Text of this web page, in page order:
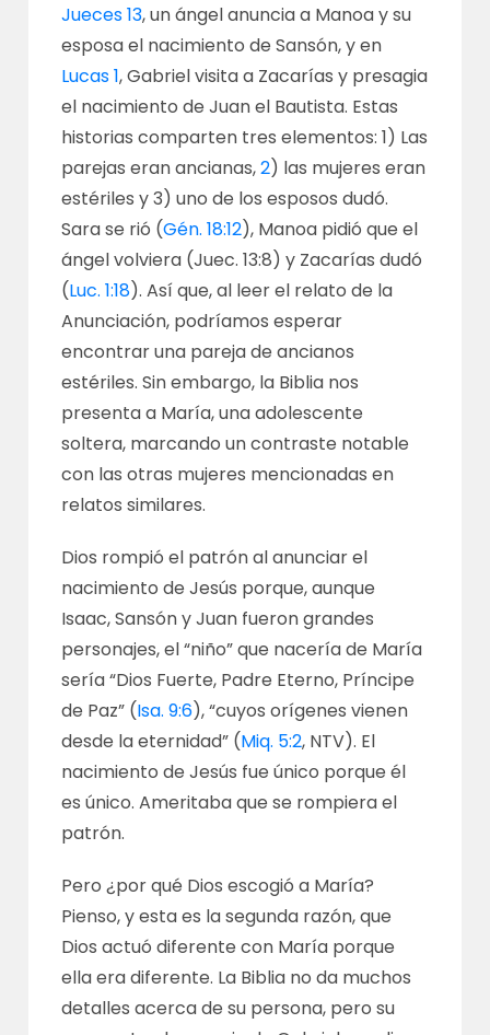
Jueces 13, un ángel anuncia a Manoa y su
esposa el nacimiento de Sansón, y en
Lucas 1, Gabriel visita a Zacarías y presagia
el nacimiento de Juan el Bautista. Estas
historias comparten tres elementos: 1) Las
parejas eran ancianas,2) las mujeres eran
estériles y 3) uno de los esposos dudó.
Sara se rió (Gén. 18:12), Manoa pidió que el
ángel volviera (Juec. 13:8) y Zacarías dudó
(Luc. 1:18). Así que, al leer el relato de la
Anunciación, podríamos esperar
encontrar una pareja de ancianos
estériles. Sin embargo, la Biblia nos
presenta a María, una adolescente
soltera, marcando un contraste notable
con las otras mujeres mencionadas en
relatos similares.
Dios rompió el patrón al anunciar el
nacimiento de Jesús porque, aunque
Isaac, Sansón y Juan fueron grandes
personajes, el “niño” que nacería de María
sería “Dios Fuerte, Padre Eterno, Príncipe
de Paz” (Isa. 9:6), “cuyos orígenes vienen
desde la eternidad” (Miq. 5:2, NTV). El
nacimiento de Jesús fue único porque él
es único. Ameritaba que se rompiera el
patrón.
Pero ¿por qué Dios escogió a María?
Pienso, y esta es la segunda razón, que
Dios actuó diferente con María porque
ella era diferente. La Biblia no da muchos
detalles acerca de su persona, pero su